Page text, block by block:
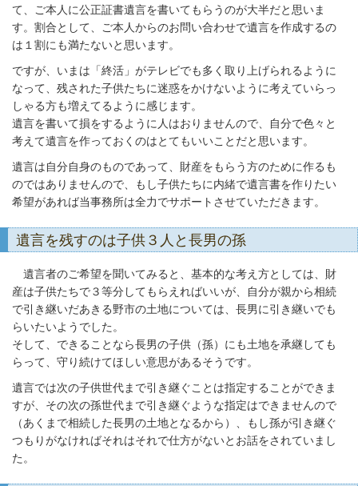
て、ご本人に公正証書遺言を書いてもらうのが大半だと思いま
す。割合として、ご本人からのお問い合わせで遺言を作成するの
は１割にも満たないと思います。
ですが、いまは「終活」がテレビでも多く取り上げられるように
なって、残された子供たちに迷惑をかけないように考えていらっ
しゃる方も増えてるように感じます。
遺言を書いて損をするように人はおりませんので、自分で色々と
考えて遺言を作っておくのはとてもいいことだと思います。
遺言は自分自身のものであって、財産をもらう方のために作るも
のではありませんので、もし子供たちに内緒で遺言書を作りたい
希望があれば当事務所は全力でサポートさせていただきます。
遺言を残すのは子供３人と長男の孫
遺言者のご希望を聞いてみると、基本的な考え方としては、財
産は子供たちで３等分してもらえればいいが、自分が親から相続
で引き継いだあきる野市の土地については、長男に引き継いでも
らいたいようでした。
そして、できることなら長男の子供（孫）にも土地を承継しても
らって、守り続けてほしい意思があるそうです。
遺言では次の子供世代まで引き継ぐことは指定することができま
すが、その次の孫世代まで引き継ぐような指定はできませんので
（あくまで相続した長男の土地となるから）、もし孫が引き継ぐ
つもりがなければそれはそれで仕方がないとお話をされていまし
た。